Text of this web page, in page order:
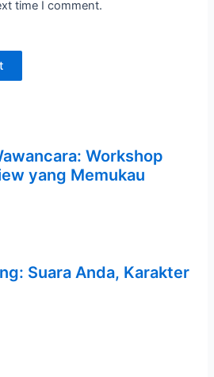
time I comment.
Workshop
yang Memukau
Suara Anda, Karakter